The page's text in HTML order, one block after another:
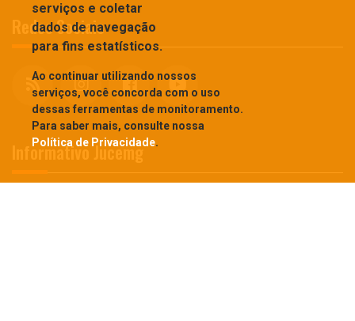
Redes Sociais
Informativo Jucemg
serviços e coletar
dados de navegação
para fins estatísticos.
Ao continuar utilizando nossos
serviços, você concorda com o uso
dessas ferramentas de monitoramento.
Para saber mais, consulte nossa
Política de Privacidade.